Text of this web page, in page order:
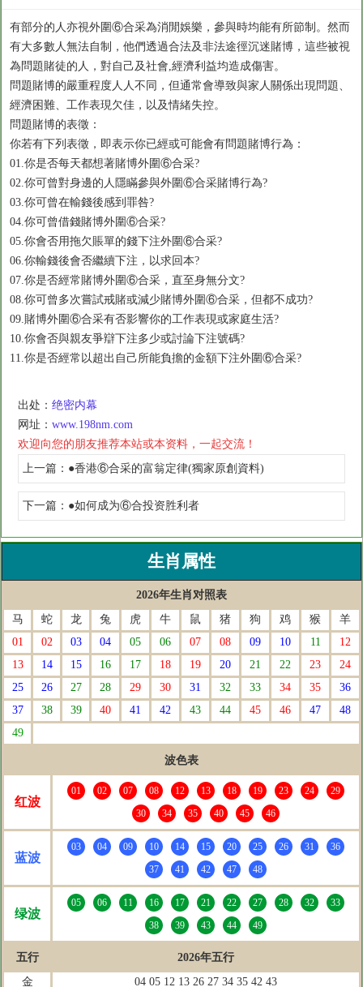
有部分的人亦視外圍⑥合采為消閒娛樂，參與時均能有所節制。然而
有大多數人無法自制，他們透過合法及非法途徑沉迷賭博，這些被視
為問題賭徒的人，對自己及社會,經濟利益均造成傷害。
問題賭博的嚴重程度人人不同，但通常會導致與家人關係出現問題、
經濟困難、工作表現欠佳，以及情緒失控。
問題賭博的表徵：
你若有下列表徵，即表示你已經或可能會有問題賭博行為：
01.你是否每天都想著賭博外圍⑥合采?
02.你可曾對身邊的人隱瞞參與外圍⑥合采賭博行為?
03.你可曾在輸錢後感到罪咎?
04.你可曾借錢賭博外圍⑥合采?
05.你會否用拖欠賬單的錢下注外圍⑥合采?
06.你輸錢後會否繼續下注，以求回本?
07.你是否經常賭博外圍⑥合采，直至身無分文?
08.你可曾多次嘗試戒賭或減少賭博外圍⑥合采，但都不成功?
09.賭博外圍⑥合采有否影響你的工作表現或家庭生活?
10.你會否與親友爭辯下注多少或討論下注號碼?
11.你是否經常以超出自己所能負擔的金額下注外圍⑥合采?
出处： 绝密内幕
网址： www.198nm.com
欢迎向您的朋友推荐本站或本资料，一起交流！
上一篇： ●香港⑥合采的富翁定律(獨家原創資料)
下一篇： ●如何成为⑥合投资胜利者
生肖属性
2026年生肖对照表
马
蛇 龙 兔 虎 牛 鼠 猪 狗 鸡 猴
羊
01
02 03 04 05 06 07 08 09 10 11
12
13
14 15 16 17 18 19 20 21 22 23
24
25
26 27 28 29 30 31 32 33 34 35
36
37
38 39 40 41 42 43 44 45 46 47
48
49
波色表
红波
01 02 07 08 12 13 18 19 23 24
29
30
34 35 40 45 46
蓝波
03 04 09 10 14 15 20 25 26 31
36
37
41 42 47 48
绿波
05 06 11 16 17 21 22 27 28 32
33
38
39 43 44 49
五行
2026年五行
金
04 05 12 13 26 27 34 35 42 43